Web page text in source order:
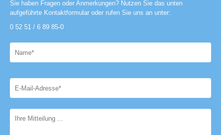
Sie haben Fragen oder Anmerkungen? Nutzen Sie das unten
aufgeführte Kontaktformular oder rufen Sie uns an unter:
0 52 51 / 6 89 85-0